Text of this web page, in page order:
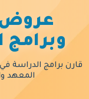
عروض
قارن برامج الدراسة في
المعهد